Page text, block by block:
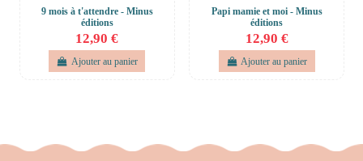
9 mois à t'attendre - Minus
éditions
12,90 €
Ajouter au panier
Papi mamie et moi - Minus
éditions
12,90 €
Ajouter au panier